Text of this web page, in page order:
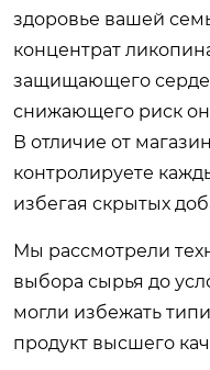
здоровье вашей
концентрат
защищающего
снижающего риск
В отличие от
контролируете
избегая скрытых
Мы рассмотрели
выбора сырья до
могли избежать
продукт высшего